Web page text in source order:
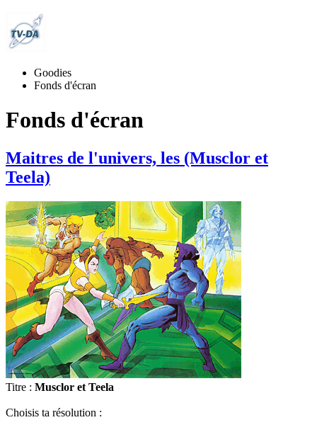
Goodies
Fonds d'écran
Fonds d'écran
Maitres de l'univers, les (Musclor et
Teela)
Titre : Musclor et Teela
Choisis ta résolution :